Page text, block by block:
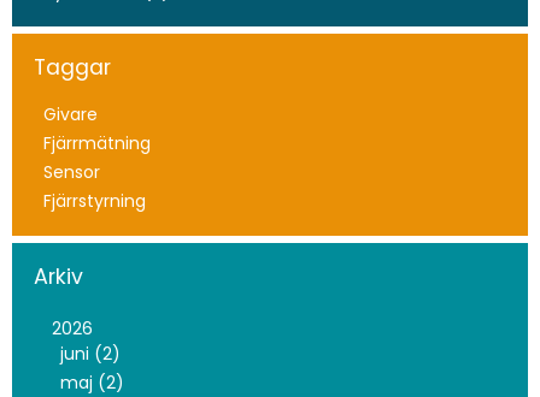
Taggar
Givare
Fjärrmätning
Sensor
Fjärrstyrning
Arkiv
2026
juni (2)
maj (2)